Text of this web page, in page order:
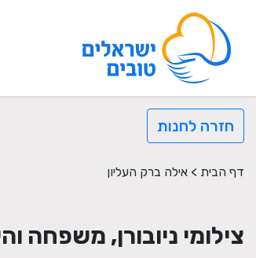
חזרה לחנות
דף הבית > אילה ברק העליון
צילומי ניובורן, משפחה